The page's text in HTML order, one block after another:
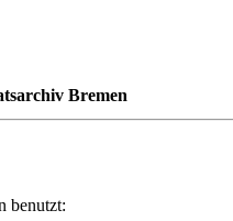
Bremen
benutzt: